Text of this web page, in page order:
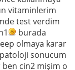
vitaminlerim
test verdim
burada
olmaya karar
sonucum
ben cin2 mişim o